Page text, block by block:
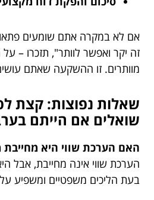
אם לא במקרה אתם שומעים
זה יקר ואפשר לוותר", תזכרו –
מוותרים. זו ההשקעה שאתם
שאלות נפוצות: קצת
שואלים אם הייתם
האם הערכת שווי היא
הערכת שווי אינה מחייבת, אבל
בעת הליכים משפטיים ומשפיע על